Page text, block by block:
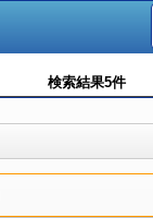
検索結果5件